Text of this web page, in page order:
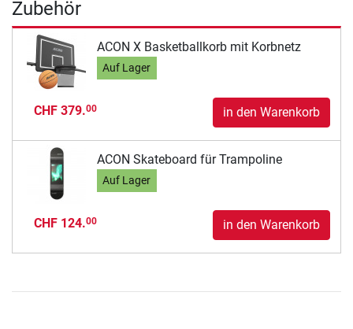
Zubehör
ACON X Basketballkorb mit Korbnetz
Auf Lager
CHF 379.00 in den Warenkorb
ACON Skateboard für Trampoline
Auf Lager
CHF 124.00 in den Warenkorb